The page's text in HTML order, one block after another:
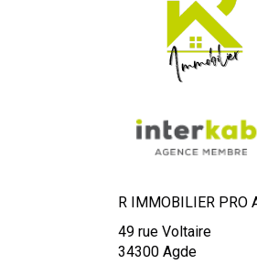
R IMMOBILIER PRO
49 rue Voltaire
34300 Agde